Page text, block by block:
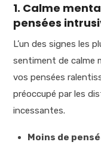
1. Calme
pensées
L’un des signes les
sentiment de calme
vos pensées
préoccupé par les
incessantes.
Moins de